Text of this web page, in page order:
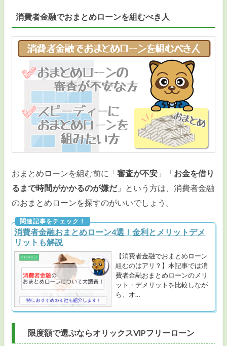
消費者金融でおまとめローンを組むべき人
おまとめローンを組む前に「審査が不安 」「お金を借り
るまで時間がかかるのが嫌だ」という方は、消費者金融
のおまとめローンを探すのがいいでしょう。
消費者金融おまとめローン4選！金利とメリットデメ
リットも解説
【消費者金融でおまとめローン
組むのはアリ？】本記事では消
費者金融おまとめローンのメリ
ット・デメリットを比較しなが
ら、オ…
限度額で選ぶならオリックスVIPフリーローン